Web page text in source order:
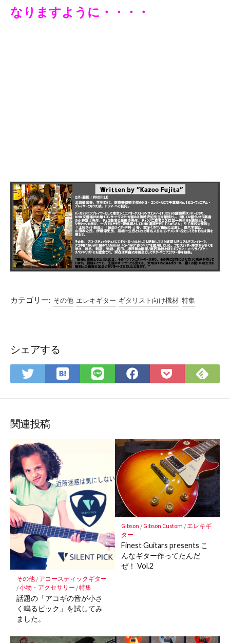
なりますように・・・・
カテゴリー: その他 エレキギター ギタリスト向け機材 特集
シェアする
Twitter
で
ア
は
て
に
保
存
LINE
で
Facebook
で
Pocket
に
で
関連投稿
その他/ アコースティックギター
/小物・アクセサリー /特集
話題の「アコギの音が小さ
く鳴るピック」を試してみ
ました。
Gibson / Gibson Custom /エレキギ
ター
Finest Guitars presents こ
んなギター作ってたんだ
ぜ！ Vol.2